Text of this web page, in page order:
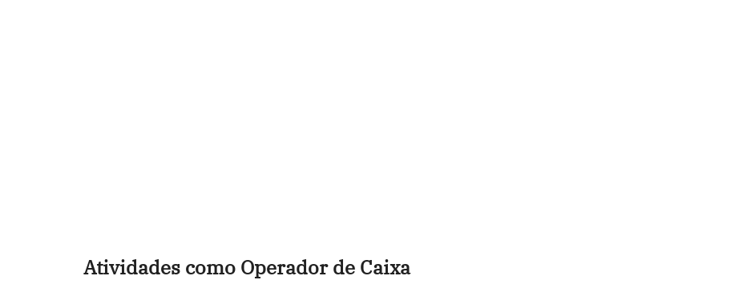
Atividades como Operador de Caixa